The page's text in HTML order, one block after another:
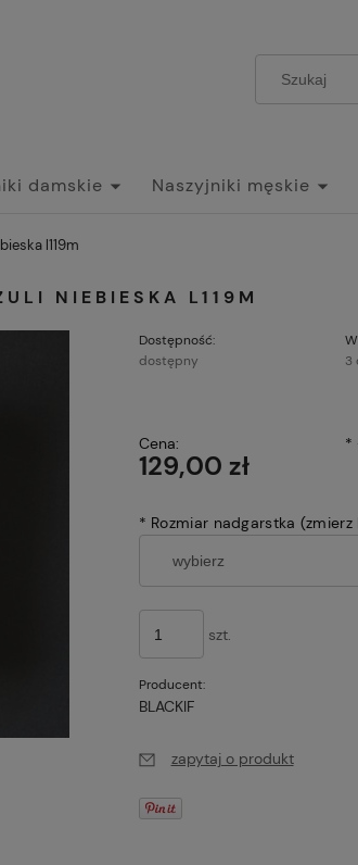
damskie Naszyjniki męskie
l119m
NIEBIESKA L119M
Dostępność:
dostępny
3
Cena:
129,00 zł
* Rozmiar nadgarstka (zmierz
szt.
*
Producent:
BLACKIF
zapytaj o produkt